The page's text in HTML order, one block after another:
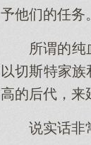
予他们的任务。
所谓的纯
以切斯特家
高的后代，来
说实话非